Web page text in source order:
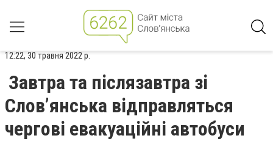
12:22, 30 травня 2022 р.
Завтра та післязавтра зі
Слов’янська відправляться
чергові евакуаційні автобуси